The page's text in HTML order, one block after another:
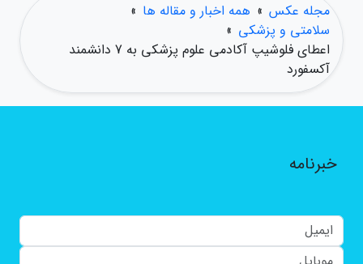
مجله عکس » همه اخبار و مقاله ها »
سلامتی و پزشکی »
اعطای فلوشیپ آکادمی علوم پزشکی به 7 دانشمند
آکسفورد
خبرنامه